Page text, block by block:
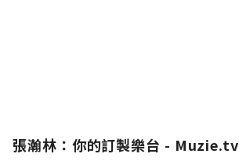
張瀚林：你的訂製樂台 - Muzie.tv